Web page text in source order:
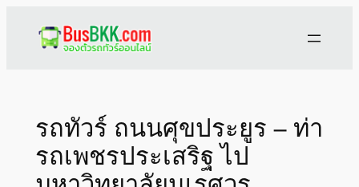
รถทัวร์ ถนนศุขประยูร – ท่า
รถเพชรประเสริฐ ไป